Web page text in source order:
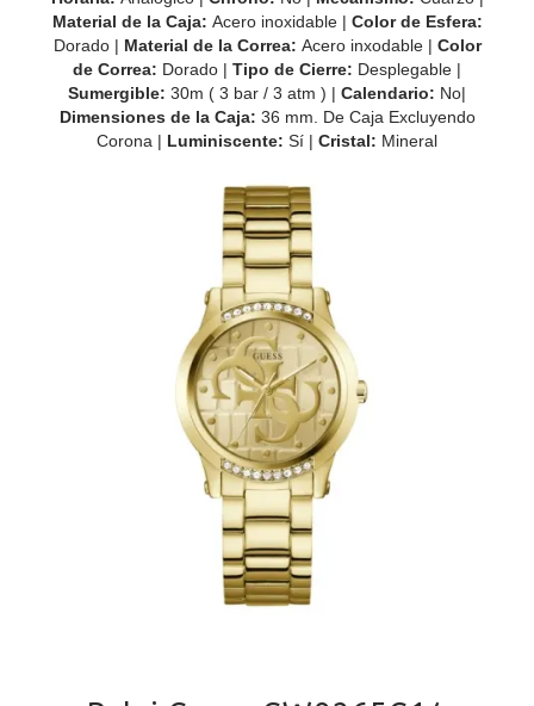
Material de la Caja: Acero inoxidable | Color de Esfera:
Dorado | Material de la Correa: Acero inxodable | Color
de Correa: Dorado | Tipo de Cierre: Desplegable |
Sumergible: 30m ( 3 bar / 3 atm ) | Calendario: No|
Dimensiones de la Caja: 36 mm. De Caja Excluyendo
Corona | Luminiscente: Sí | Cristal: Mineral